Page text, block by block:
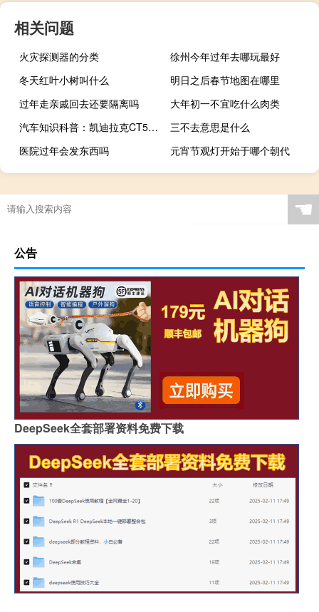
相关问题
火灾探测器的分类
徐州今年过年去哪玩最好
冬天红叶小树叫什么
明日之后春节地图在哪里
过年走亲戚回去还要隔离吗
大年初一不宜吃什么肉类
汽车知识科普：凯迪拉克CT5豪华型和领先运动型配置有什么
三不去意思是什么
医院过年会发东西吗
元宵节观灯开始于哪个朝代
☚
公告
DeepSeek全套部署资料免费下载